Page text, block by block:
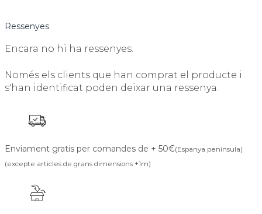
Ressenyes
Encara no hi ha ressenyes.
Només els clients que han comprat el producte i
s'han identificat poden deixar una ressenya.
Enviament gratis per comandes de + 50€(Espanya península)
(excepte articles de grans dimensions +1m)